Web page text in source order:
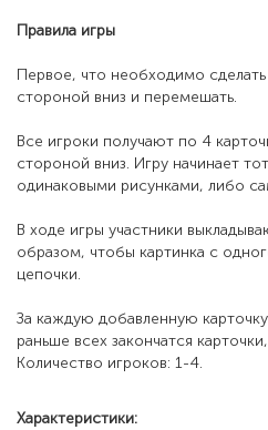
Правила игры
Первое, что необходимо
стороной вниз и перемешать.
Все игроки получают по 4
стороной вниз. Игру начинает
одинаковыми рисунками, либо
В ходе игры участники
образом, чтобы картинка с
цепочки.
За каждую добавленную
раньше всех закончатся
Количество игроков: 1-4.
Характеристики: